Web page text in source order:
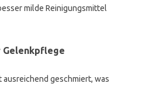
milde Reinigungsmittel
Gelenkpflege
geschmiert, was